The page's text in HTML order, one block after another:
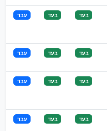
בעד בעד עבר
בעד בעד עבר
בעד בעד עבר
בעד בעד עבר